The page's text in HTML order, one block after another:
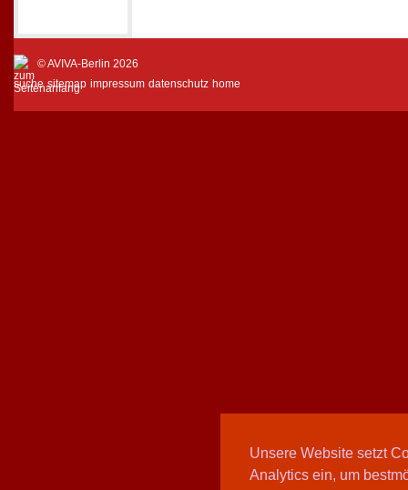
Unsere Website setzt
Analytics ein, um
© AVIVA-Berlin 2026
suche sitemap impressum datenschutz home